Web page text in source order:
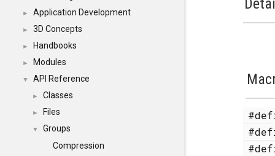
► Application Development
► 3D Concepts
► Handbooks
► Modules
▼ API Reference
► Classes
► Files
▼
Groups
Compression